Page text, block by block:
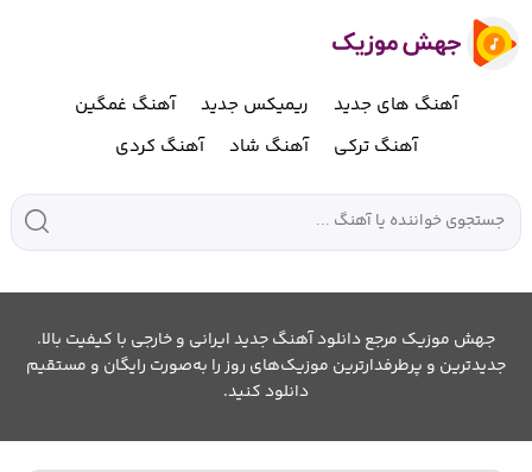
آهنگ های جدید ریمیکس جدید
آهنگ غمگین
آهنگ ترکی
آهنگ شاد آهنگ کردی
جهش موزیک مرجع دانلود آهنگ جدید ایرانی و خارجی با کیفیت بالا.
جدیدترین و پرطرفدارترین موزیک‌های روز را به‌صورت رایگان و مستقیم
دانلود کنید.